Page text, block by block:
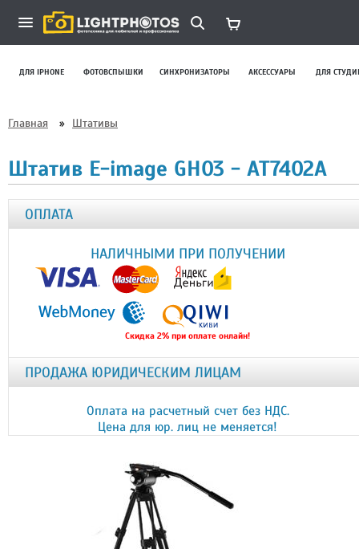
ДЛЯ IPHONE ФОТОВСПЫШКИ СИНХРОНИЗАТОРЫ АКСЕССУАРЫ ДЛЯ
Главная » Штативы
Штатив E-image GH03 - AT7402A
ОПЛАТА
НАЛИЧНЫМИ ПРИ ПОЛУЧЕНИИ
Скидка 2% при оплате онлайн!
ПРОДАЖА ЮРИДИЧЕСКИМ ЛИЦАМ
Оплата на расчетный счет без НДС.
Цена для юр. лиц не меняется!